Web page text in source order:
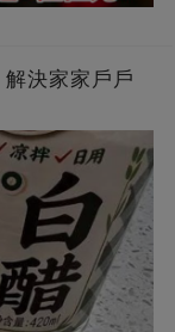
決家家戶戶